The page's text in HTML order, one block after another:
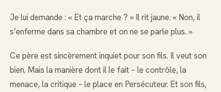
Je lui demande : « Et ça marche ? » Il rit jaune. « Non, il
s’enferme dans sa chambre et on ne se parle plus. »
Ce père est sincèrement inquiet pour son fils. Il veut son
bien. Mais la manière dont il le fait – le contrôle, la
menace, la critique – le place en Persécuteur. Et son fils,